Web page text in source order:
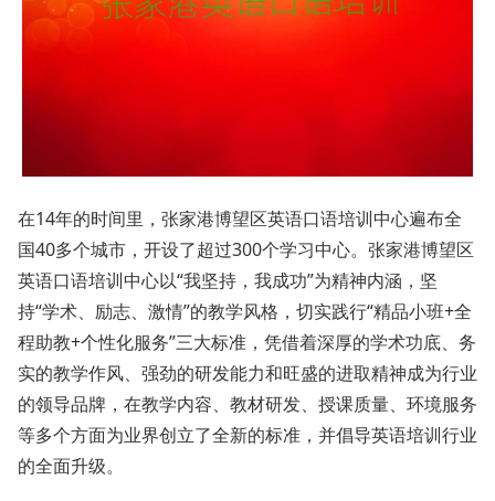
在14年的时间里，张家港博望区英语口语培训中心遍布全
国40多个城市，开设了超过300个学习中心。张家港博望区
英语口语培训中心以“我坚持，我成功”为精神内涵，坚
持“学术、励志、激情”的教学风格，切实践行“精品小班+全
程助教+个性化服务”三大标准，凭借着深厚的学术功底、务
实的教学作风、强劲的研发能力和旺盛的进取精神成为行业
的领导品牌，在教学内容、教材研发、授课质量、环境服务
等多个方面为业界创立了全新的标准，并倡导英语培训行业
的全面升级。